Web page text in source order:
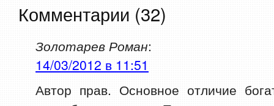
Комментарии (32)
Золотарев Роман:
14/03/2012 в 11:51
Автор прав. Основное отличие